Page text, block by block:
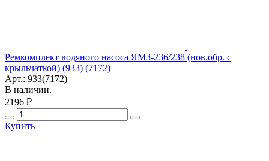
Ремкомплект водяного насоса ЯМЗ-236/238 (нов.обр. с
крыльчаткой) (933) (7172)
Арт.: 933(7172)
В наличии.
2196 ₽
Купить